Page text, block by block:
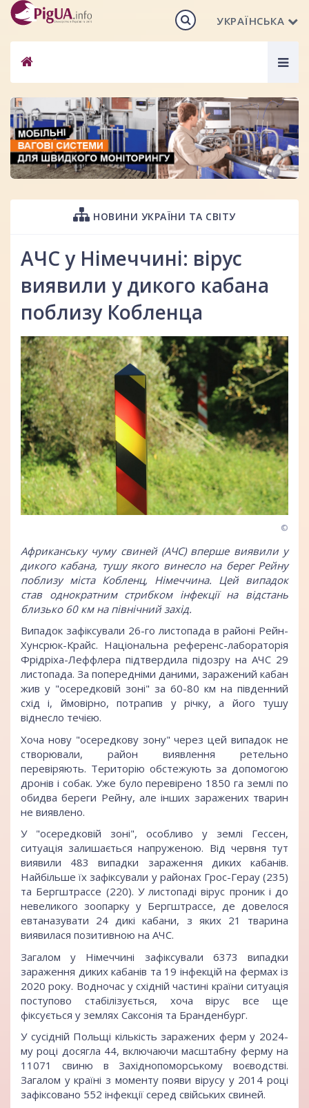
УКРАЇНСЬКА
НОВИНИ УКРАЇНИ ТА СВІТУ
АЧС у Німеччині: вірус
виявили у дикого кабана
поблизу Кобленца
©
Африканську чуму свиней (АЧС) вперше виявили у
дикого кабана, тушу якого винесло на берег Рейну
поблизу міста Кобленц, Німеччина. Цей випадок
став однократним стрибком інфекції на відстань
близько 60 км на північний захід.
Випадок зафіксували 26-го листопада в районі Рейн-
Хунсрюк-Крайс. Національна референс-лабораторія
Фрідріха-Леффлера підтвердила підозру на АЧС 29
листопада. За попередніми даними, заражений кабан
жив у "осередковій зоні" за 60-80 км на південний
схід і, ймовірно, потрапив у річку, а його тушу
віднесло течією.
Хоча нову "осередкову зону" через цей випадок не
створювали, район виявлення ретельно
перевіряють. Територію обстежують за допомогою
дронів і собак. Уже було перевірено 1850 га землі по
обидва береги Рейну, але інших заражених тварин
не виявлено.
У "осередковій зоні", особливо у землі Гессен,
ситуація залишається напруженою. Від червня тут
виявили 483 випадки зараження диких кабанів.
Найбільше їх зафіксували у районах Грос-Герау (235)
та Бергштрассе (220). У листопаді вірус проник і до
невеликого зоопарку у Бергштрассе, де довелося
евтаназувати 24 дикі кабани, з яких 21 тварина
виявилася позитивною на АЧС.
Загалом у Німеччині зафіксували 6373 випадки
зараження диких кабанів та 19 інфекцій на фермах із
2020 року. Водночас у східній частині країни ситуація
поступово стабілізується, хоча вірус все ще
фіксується у землях Саксонія та Бранденбург.
У сусідній Польщі кількість заражених ферм у 2024-
му році досягла 44, включаючи масштабну ферму на
11071 свиню в Західнопоморському воєводстві.
Загалом у країні з моменту появи вірусу у 2014 році
зафіксовано 552 інфекції серед свійських свиней.